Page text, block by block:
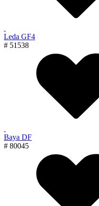
Leda GF4
# 51538
Baya DF
# 80045